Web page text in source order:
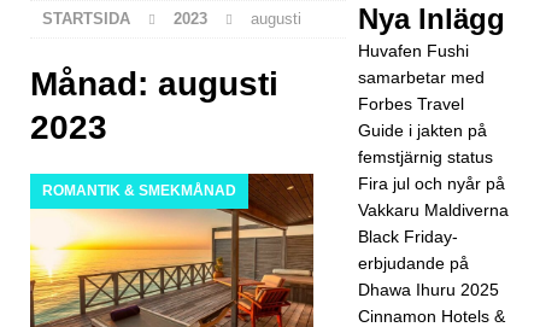
emb
Huv
afen
Fus
hi
STARTSIDA 2023 augusti
Månad: augusti
2023
ROMANTIK & SMEKMÅNAD
Nya Inlägg
Huvafen Fushi
samarbetar med
Forbes Travel
Guide i jakten på
femstjärnig status
Fira jul och nyår på
Vakkaru Maldiverna
Black Friday-
erbjudande på
Dhawa Ihuru 2025
Cinnamon Hotels &